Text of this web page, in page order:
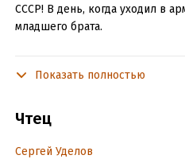
СССР! В день, когда уходил в
младшего брата.
границе.
Показать полностью
Чтец
Сергей Уделов